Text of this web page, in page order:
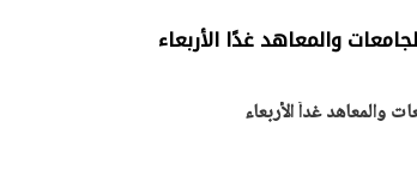
والمعاهد غدًا الأربعاء
والمعاهد غداً الأربعاء